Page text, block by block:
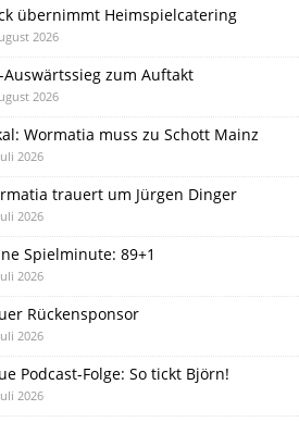
übernimmt Heimspielcatering
2026
Auswärtssieg zum Auftakt
2026
Wormatia muss zu Schott Mainz
2026
trauert um Jürgen Dinger
2026
Spielminute: 89+1
2026
Rückensponsor
2026
Podcast-Folge: So tickt Björn!
2026